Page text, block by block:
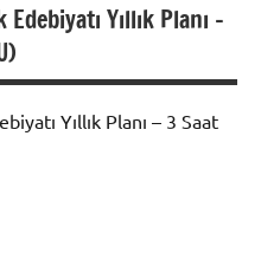
Yıllık Planı –
Yıllık Planı – 3 Saat